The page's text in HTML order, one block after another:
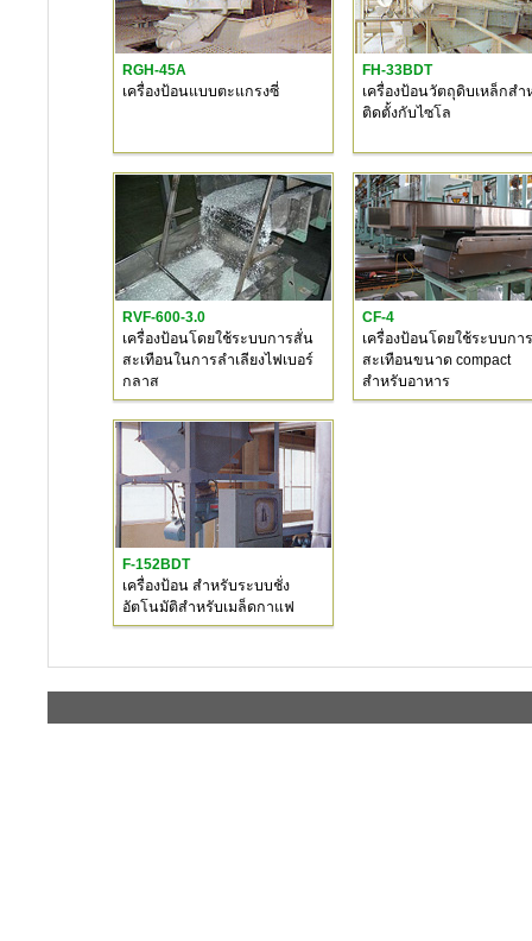
RGH-45A
เครื่องป้อนแบบตะแกรงซี่
FH-33BDT
เครื่องป้อนวัตถุดิบเหล็กสำ
ติดตั้งกับไซโล
RVF-600-3.0
เครื่องป้อนโดยใช้ระบบการสั่น
สะเทือนในการลำเลียงไฟเบอร์
กลาส
CF-4
เครื่องป้อนโดยใช้ระบบกา
สะเทือนขนาด compact
สำหรับอาหาร
F-152BDT
เครื่องป้อน สำหรับระบบชั่ง
อัตโนมัติสำหรับเมล็ดกาแฟ